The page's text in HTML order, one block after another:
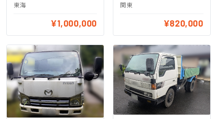
東海
¥1,000,000
関東
¥820,000